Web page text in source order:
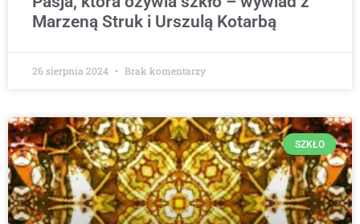
Marzeną Struk i Urszulą Kotarbą
26 sierpnia 2024 Brak komentarzy
SZKŁO